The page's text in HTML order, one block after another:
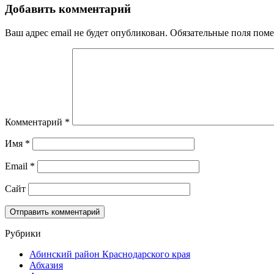
Добавить комментарий
Ваш адрес email не будет опубликован. Обязательные поля
Комментарий *
Имя *
Email *
Сайт
Рубрики
Абинский район Краснодарского края
Абхазия